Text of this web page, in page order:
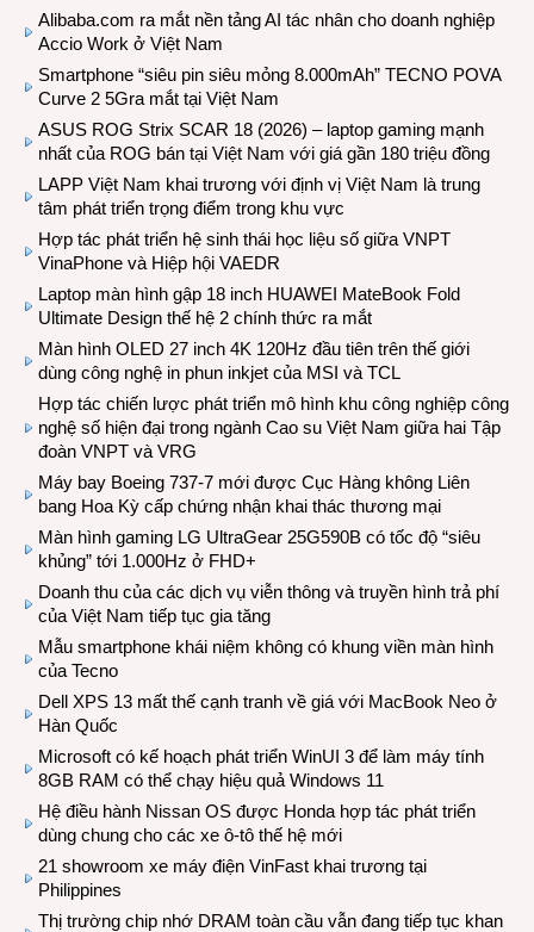
Alibaba.com ra mắt nền tảng AI tác nhân cho doanh nghiệp
Accio Work ở Việt Nam
Smartphone “siêu pin siêu mỏng 8.000mAh” TECNO POVA
Curve 2 5Gra mắt tại Việt Nam
ASUS ROG Strix SCAR 18 (2026) – laptop gaming mạnh
nhất của ROG bán tại Việt Nam với giá gần 180 triệu đồng
LAPP Việt Nam khai trương với định vị Việt Nam là trung
tâm phát triển trọng điểm trong khu vực
Hợp tác phát triển hệ sinh thái học liệu số giữa VNPT
VinaPhone và Hiệp hội VAEDR
Laptop màn hình gập 18 inch HUAWEI MateBook Fold
Ultimate Design thế hệ 2 chính thức ra mắt
Màn hình OLED 27 inch 4K 120Hz đầu tiên trên thế giới
dùng công nghệ in phun inkjet của MSI và TCL
Hợp tác chiến lược phát triển mô hình khu công nghiệp công
nghệ số hiện đại trong ngành Cao su Việt Nam giữa hai Tập
đoàn VNPT và VRG
Máy bay Boeing 737-7 mới được Cục Hàng không Liên
bang Hoa Kỳ cấp chứng nhận khai thác thương mại
Màn hình gaming LG UltraGear 25G590B có tốc độ “siêu
khủng” tới 1.000Hz ở FHD+
Doanh thu của các dịch vụ viễn thông và truyền hình trả phí
của Việt Nam tiếp tục gia tăng
Mẫu smartphone khái niệm không có khung viền màn hình
của Tecno
Dell XPS 13 mất thế cạnh tranh về giá với MacBook Neo ở
Hàn Quốc
Microsoft có kế hoạch phát triển WinUI 3 để làm máy tính
8GB RAM có thể chạy hiệu quả Windows 11
Hệ điều hành Nissan OS được Honda hợp tác phát triển
dùng chung cho các xe ô-tô thế hệ mới
21 showroom xe máy điện VinFast khai trương tại
Philippines
Thị trường chip nhớ DRAM toàn cầu vẫn đang tiếp tục khan